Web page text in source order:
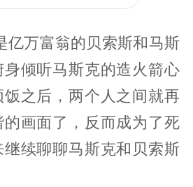
亿万富翁的贝索斯和马斯
倾听马斯克的造火箭心
之后，两个人之间就再
画面了，反而成为了死
续聊聊马斯克和贝索斯